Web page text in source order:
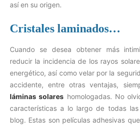
así en su origen.
Cristales laminados…
Cuando se desea obtener más
reducir la incidencia de los rayos
energético, así como velar por la
accidente, entre otras ventajas,
láminas solares homologadas. No
características a lo largo de todas
blog. Estas son películas adhesivas